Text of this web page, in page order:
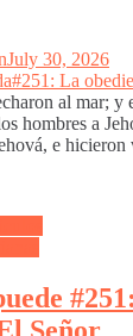
July 30, 2026
al mar; y
hombres a
e hicieron